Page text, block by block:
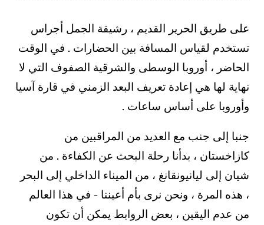
على طريق الحرير القديم ، رشيقة الجمل أجراس
تستخدم لقياس المسافة بين الحضارات . في الوقت
الحاضر ، أوروبا الوسطى والشرقية الصفوف التي لا
نهاية لها هي إعادة تعريف البعد الزمني في قارة آسيا
وأوروبا على أساس ساعات .
جنبا إلى جنب مع العديد من المراقبين من
كازاخستان ، بدأنا رحلة البحث عن الكفاءة . من
شيان إلى ليانيونقانغ ، من الميناء الداخلي إلى البحر
، هذه المرة ، ونحن نرى بأم أعيننا - في هذا العالم
من عدم اليقين ، بعض الروابط يمكن أن تكون